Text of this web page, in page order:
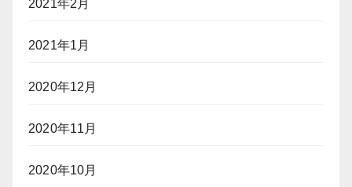
2021年2月
2021年1月
2020年12月
2020年11月
2020年10月